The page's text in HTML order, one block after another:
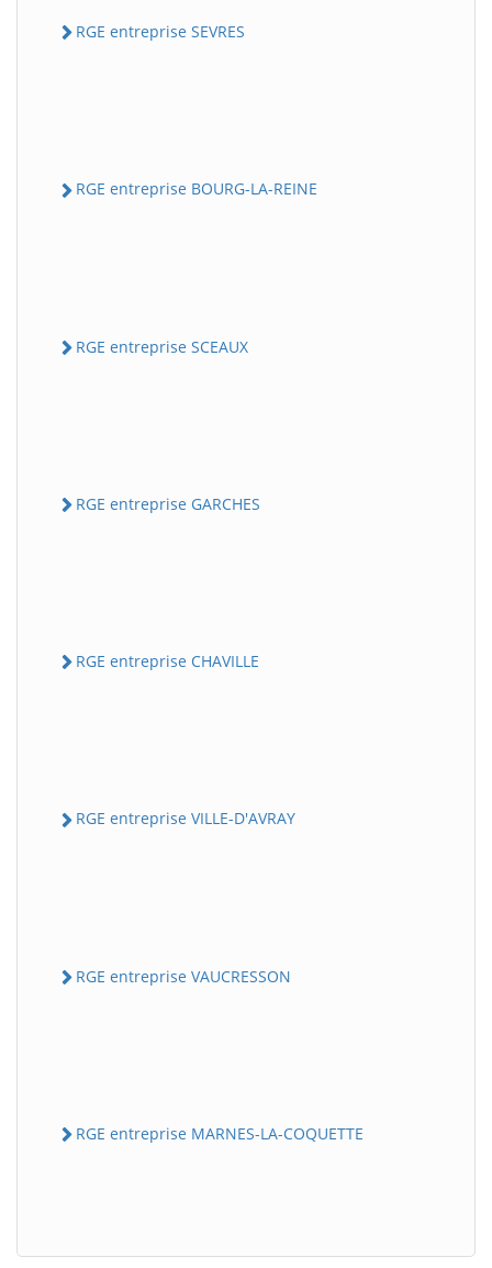
RGE entreprise SEVRES
RGE entreprise BOURG-LA-REINE
RGE entreprise SCEAUX
RGE entreprise GARCHES
RGE entreprise CHAVILLE
RGE entreprise VILLE-D'AVRAY
RGE entreprise VAUCRESSON
RGE entreprise MARNES-LA-COQUETTE